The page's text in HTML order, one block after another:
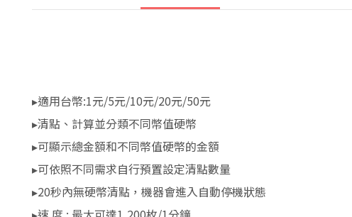
▸適用台幣:1元/5元/10元/20元/50元
▸清點、計算並分類不同幣值硬幣
▸可顯示總金額和不同幣值硬幣的金額
▸可依照不同需求自行預置設定清點數量
▸20秒內無硬幣清點，機器會進入自動停機狀態